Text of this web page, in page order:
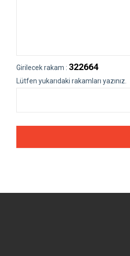
Girilecek rakam : 322664
Lütfen yukarıdaki rakamları yazınız.